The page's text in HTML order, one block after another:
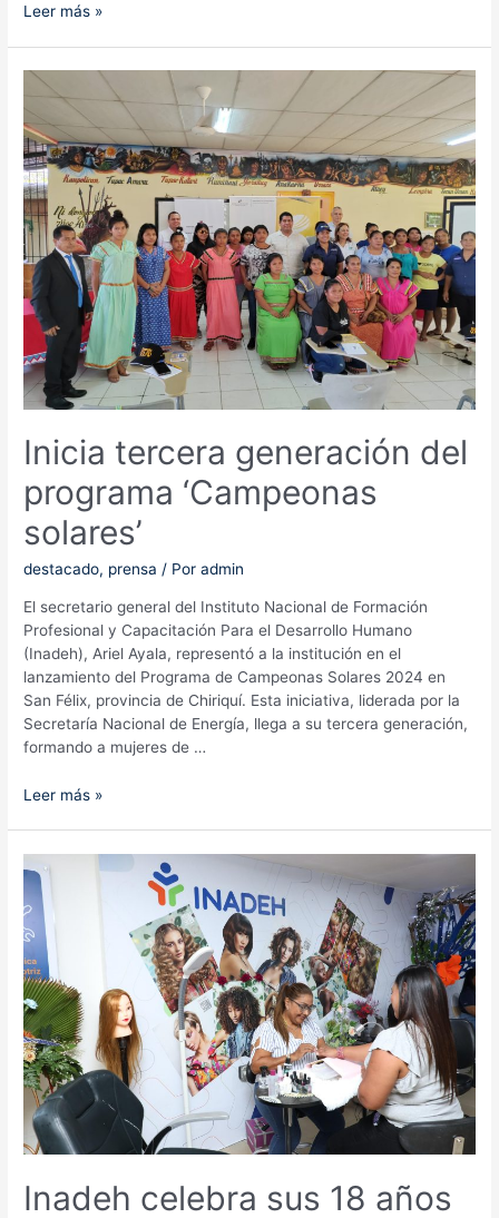
Encuentro
Instructores
Inadeh
en
David,
Chiriquí
Leer más »
Inicia tercera generación del
programa ‘Campeonas
solares’
destacado, prensa / Poradmin
El secretario general del Instituto Nacional de Formación
Profesional y Capacitación Para el Desarrollo Humano
(Inadeh), Ariel Ayala, representó a la institución en el
lanzamiento del Programa de Campeonas Solares 2024 en
San Félix, provincia de Chiriquí. Esta iniciativa, liderada por la
Secretaría Nacional de Energía, llega a su tercera generación,
formando a mujeres de …
Inicia
programa
‘Campeonas
solares’
Leer más »
Inadeh celebra sus 18 años